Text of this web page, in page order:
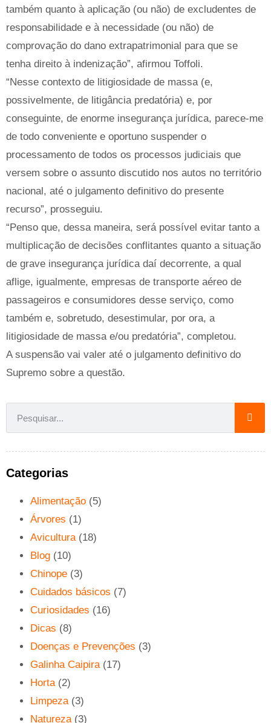
também quanto à aplicação (ou não) de excludentes de
responsabilidade e à necessidade (ou não) de
comprovação do dano extrapatrimonial para que se
tenha direito à indenização”, afirmou Toffoli.
“Nesse contexto de litigiosidade de massa (e,
possivelmente, de litigância predatória) e, por
conseguinte, de enorme insegurança jurídica, parece-me
de todo conveniente e oportuno suspender o
processamento de todos os processos judiciais que
versem sobre o assunto discutido nos autos no território
nacional, até o julgamento definitivo do presente
recurso”, prosseguiu.
“Penso que, dessa maneira, será possível evitar tanto a
multiplicação de decisões conflitantes quanto a situação
de grave insegurança jurídica daí decorrente, a qual
aflige, igualmente, empresas de transporte aéreo de
passageiros e consumidores desse serviço, como
também e, sobretudo, desestimular, por ora, a
litigiosidade de massa e/ou predatória”, completou.
A suspensão vai valer até o julgamento definitivo do
Supremo sobre a questão.
Categorias
Alimentação (5)
Árvores (1)
Avicultura (18)
Blog (10)
Chinope (3)
Cuidados básicos (7)
Curiosidades (16)
Dicas (8)
Doenças e Prevenções (3)
Galinha Caipira (17)
Horta (2)
Limpeza (3)
Natureza (3)